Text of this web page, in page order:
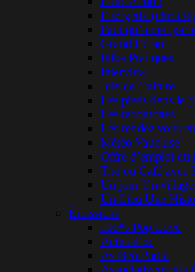
Energetix
Faut qu’on en
Grand Ecran
Infos Pratiques
Interview
Joie de Culture
Les pieds dans le
Les racontottes
Les rendez vous
Météo Vaucluse
Offre d’emploi du
Thé ou Café avec
Un jour Un village
Un Lieu Une
Émissions
100% Pop Love
Actus d’oc
As Ben Parlat